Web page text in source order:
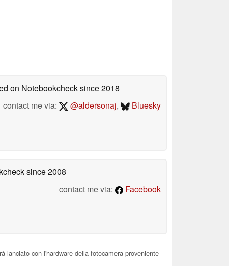
on Notebookchecksince 2018
contact me via:
@aldersonaj, Bluesky
since 2008
contact me via:
Facebook
lanciato con l'hardware della fotocamera proveniente